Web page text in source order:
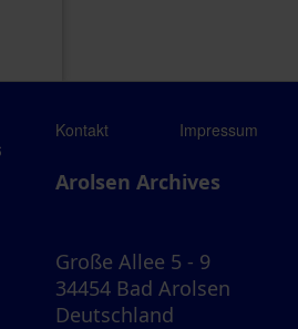
Kontakt Impressum
Arolsen Archives
Große Allee 5 - 9
34454 Bad Arolsen
Deutschland